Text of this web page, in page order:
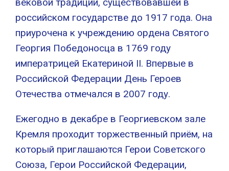
российском государстве до 1917 года. Она
приурочена к учреждению ордена Святого
Георгия Победоносца в 1769 году
императрицей Екатериной II. Впервые в
Российской Федерации День Героев
Отечества отмечался в 2007 году.
Ежегодно в декабре в Георгиевском зале
Кремля проходит торжественный приём, на
который приглашаются Герои Советского
Союза, Герои Российской Федерации,